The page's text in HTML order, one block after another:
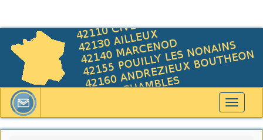
Toggle